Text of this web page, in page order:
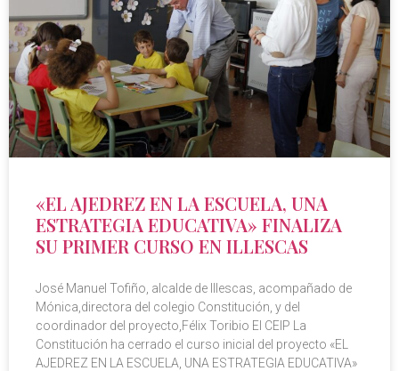
«EL AJEDREZ EN LA ESCUELA, UNA
ESTRATEGIA EDUCATIVA» FINALIZA
SU PRIMER CURSO EN ILLESCAS
José Manuel Tofiño, alcalde de Illescas, acompañado de
Mónica,directora del colegio Constitución, y del
coordinador del proyecto,Félix Toribio El CEIP La
Constitución ha cerrado el curso inicial del proyecto «EL
AJEDREZ EN LA ESCUELA, UNA ESTRATEGIA EDUCATIVA»